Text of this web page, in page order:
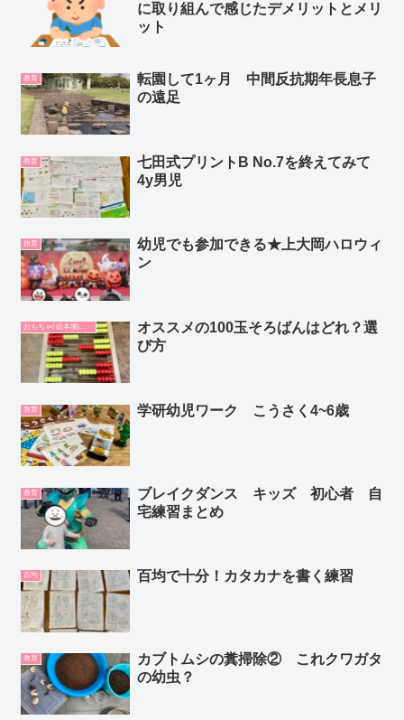
に取り組んで感じたデメリットとメリ
ット
教育
転園して1ヶ月 中間反抗期年長息子
の遠足
教育
七田式プリントB No.7を終えてみて
4y男児
旅育
幼児でも参加できる★上大岡ハロウィ
ン
おもちゃ/ 絵本/動画/教材
オススメの100玉そろばんはどれ？選
び方
教育 学研幼児ワーク こうさく4~6歳
教育
ブレイクダンス キッズ 初心者 自
宅練習まとめ
百均 百均で十分！カタカナを書く練習
教育
カブトムシの糞掃除② これクワガタ
の幼虫？